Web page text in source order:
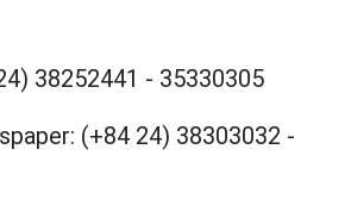
38252441 - 35330305
(+84 24) 38303032 -